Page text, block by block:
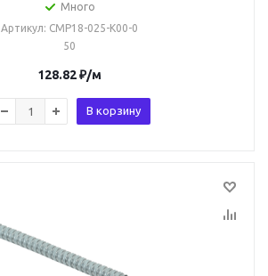
Много
Артикул: CMP18-025-K00-0
50
128.82₽/м
В корзину